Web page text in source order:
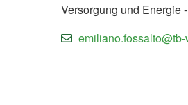
Versorgung und Energie